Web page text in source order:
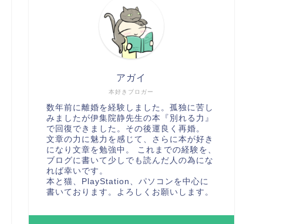
本好きブロガー
アガイ
数年前に離婚を経験しました。孤独に苦し
みましたが伊集院静先生の本『別れる力』
で回復できました。その後運良く再婚。
文章の力に魅力を感じて、さらに本が好き
になり文章を勉強中。 これまでの経験を、
ブログに書いて少しでも読んだ人の為にな
れば幸いです。
本と猫、PlayStation、パソコンを中心に
書いております。よろしくお願いします。